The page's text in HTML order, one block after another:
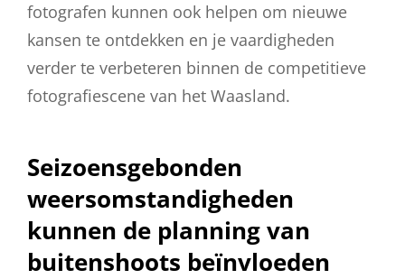
fotografen kunnen ook helpen om nieuwe
kansen te ontdekken en je vaardigheden
verder te verbeteren binnen de competitieve
fotografiescene van het Waasland.
Seizoensgebonden
weersomstandigheden
kunnen de planning van
buitenshoots beïnvloeden